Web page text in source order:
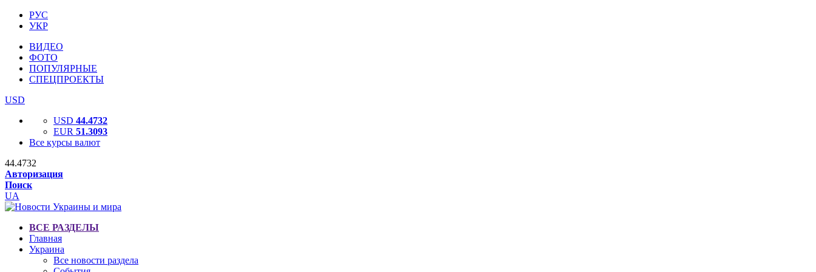
РУС
УКР
ВИДЕО
ФОТО
ПОПУЛЯРНЫЕ
СПЕЦПРОЕКТЫ
USD
USD 44.4732
EUR 51.3093
Все курсы валют
44.4732
Авторизация
Поиск
UA
ВСЕ РАЗДЕЛЫ
Главная
Украина
Все новости раздела